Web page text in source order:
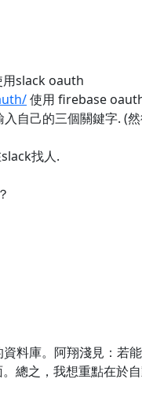
用slack oauth
使用 firebase
自己的三個關鍵字. (
找人.
料庫。阿翔淺見：若
總之，我想重點在於